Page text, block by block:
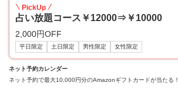
PickUp
占い放題コース￥12000⇒￥10000
2,000円OFF
平日限定 土日限定 男性限定 女性限定
ネット予約カレンダー
ネット予約で最大10,000円分のAmazonギフトカードが当たる！